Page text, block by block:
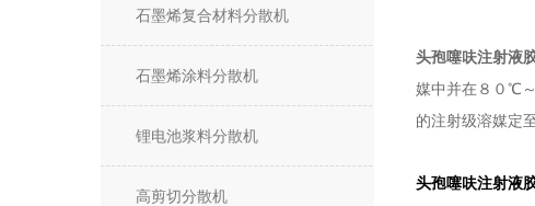
石墨烯复合材料分散机
石墨烯涂料分散机
锂电池浆料分散机
高剪切分散机
头孢噻呋注射液
媒中并在８０℃
的注射级溶媒定
头孢噻呋注射液